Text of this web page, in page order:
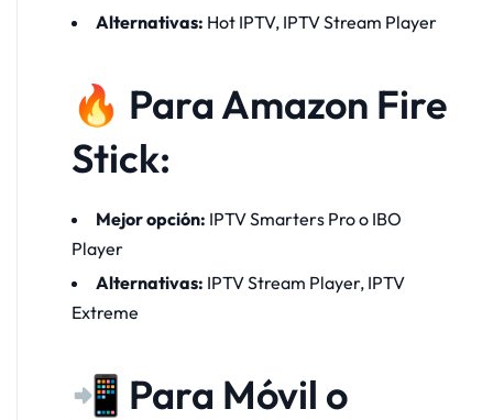
Alternativas: Hot IPTV, IPTV Stream Player
🔥 Para Amazon Fire
Stick:
Mejor opción: IPTV Smarters Pro o IBO
Player
Alternativas: IPTV Stream Player, IPTV
Extreme
📲 Para Móvil o